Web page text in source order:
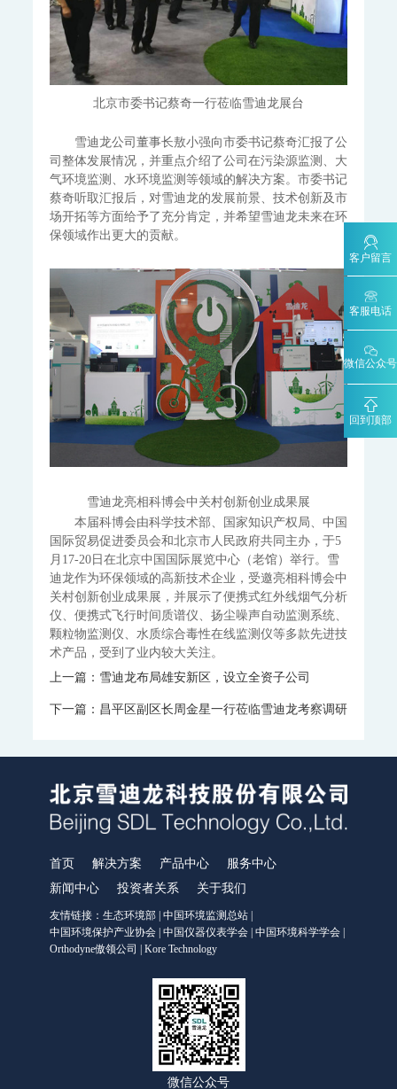
WWMS-900AI-数智化污染源水质在线监测系统
WWMS-900-污染源水质在线监测系统
MODEL 9810-化学需氧量（CODcr）水质在线自动监测仪
MODEL 9820-氨氮水质在线自动监测仪
MODEL 9840-总磷水质在线自动监测仪
MODEL 2000-pH-水质在线自动监测仪
水质特征因子在线分析仪
MODEL 9880-水质生物综合毒性在线监测仪
WQMS-900HM-水中多参数重金属（XRF）在线监测系统
智慧监测监管平台
大气污染防治决策支持平台
水污染防治决策支持平台
城市环境应急指挥管理平台
智能环境综合监控平台
区县智慧环保平台
园区安全环保应急一体化监管平台
碳监测碳计量
碳排放监测系统
SCS-900/900C GHG-智能碳排放在线计量监测系统
AQMS-900GHG-大气温室气体监测系统
AQMS-1100GHG-微型温室气体监测仪
T1320-气体滤波相关红外吸收法二氧化碳分析仪
碳计量数据管理系统
MODEL 2051-数字可信认证终端
MODEL 2052-碳排放计量数据管理终端
KYS-2000-CCER项目碳计量专用智能数据管理系统
碳账户管理平台 CCER碳减排量核算系统
工业过程分析
MODEL 6000Ex-防爆工业气相色谱仪 MODEL 6000-色谱分析仪
MODEL 1080-红外分析仪
MODEL 1080-UV-紫外分析仪
MODEL 1080-PO-磁氧分析仪
MODEL 1080-TCH-热导分析仪
MODEL 4030系列激光分析仪
MODEL 4030Ex-激光气体分析仪
FID500/600系列-色谱分析仪
DID500/600系列-色谱分析仪
TCD-500-热导检测器色谱仪
DID/AR系列-氩离子化色谱仪-ppm
FID系列-ORTHOPure HDID-ppt-ppb-ppm
ORTHODYNE气体分析仪
OPM8000-磁氧分析仪
THC8000-总碳氢分析仪
客户留言
客服电话
微信公众号
回到顶部
北京市委书记蔡奇一行莅临雪迪龙展台
雪迪龙公司董事长敖小强向市委书记蔡奇汇报了公
司整体发展情况，并重点介绍了公司在污染源监测、大
气环境监测、水环境监测等领域的解决方案。市委书记
蔡奇听取汇报后，对雪迪龙的发展前景、技术创新及市
场开拓等方面给予了充分肯定，并希望雪迪龙未来在环
保领域作出更大的贡献。
雪迪龙亮相科博会中关村创新创业成果展
本届科博会由科学技术部、国家知识产权局、中国
国际贸易促进委员会和北京市人民政府共同主办，于5
月17-20日在北京中国国际展览中心（老馆）举行。雪
迪龙作为环保领域的高新技术企业，受邀亮相科博会中
关村创新创业成果展，并展示了便携式红外线烟气分析
仪、便携式飞行时间质谱仪、扬尘噪声自动监测系统、
颗粒物监测仪、水质综合毒性在线监测仪等多款先进技
术产品，受到了业内较大关注。
上一篇：雪迪龙布局雄安新区，设立全资子公司
下一篇：昌平区副区长周金星一行莅临雪迪龙考察调研
首页 解决方案 产品中心
服务中心
新闻中心
投资者关系 关于我们
友情链接： 生态环境部 中国环境监测总站
中国环境保护产业协会 中国仪器仪表学会 中国环境科学学会
Orthodyne傲领公司
Kore Technology
微信公众号